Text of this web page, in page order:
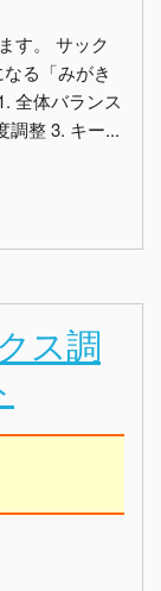
す。 サック
る「みがき
全体バランス
調整 3. キー...
ス調